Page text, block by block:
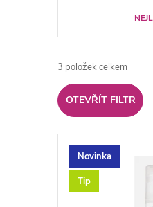
a
z
e
n
3 položek celkem
OTEVŘÍT FILTR
V
ý
Novinka
Tip